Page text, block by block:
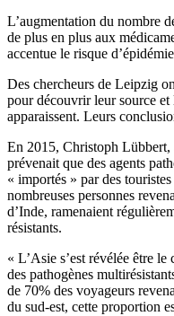
L’augmentation du nombre
de plus en plus aux
accentue le risque
Des chercheurs de Leipzig
pour découvrir leur source et
apparaissent. Leurs
En 2015, Christoph Lübbert,
prévenait que des agents
« importés » par des
nombreuses personnes
d’Inde, ramenaient
résistants.
« L’Asie s’est révélée être
des pathogènes
de 70% des voyageurs
du sud-est, cette proportion